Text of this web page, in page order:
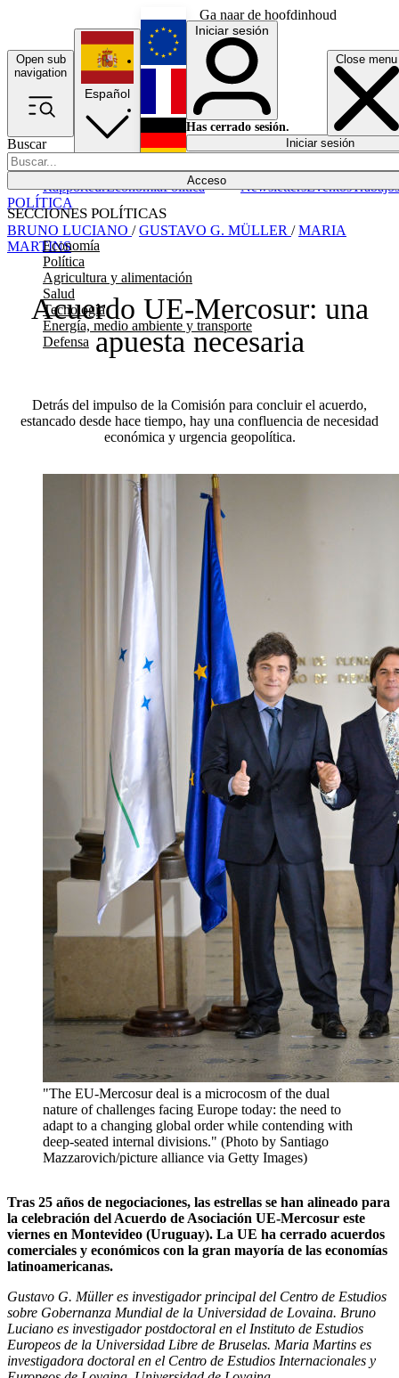
Ga naar de hoofdinhoud
Open sub
navigation
Close menu
Buscar
Acceso
SECCIONES POLÍTICAS
Economía
Política
Agricultura y alimentación
Salud
Tecnología
Energía, medio ambiente y transporte
Defensa
RapporteurEconomíaPolítica NewslettersEventosTrabajos
Español
English
Français
Iniciar sesión
Has cerrado sesión.
Iniciar sesión
Acuerdo UE-Mercosur: una
apuesta necesaria
Detrás del impulso de la Comisión para concluir el acuerdo,
estancado desde hace tiempo, hay una confluencia de necesidad
económica y urgencia geopolítica.
BRUNO LUCIANO /GUSTAVO G. MÜLLER /MARIA
MARTINS
POLÍTICA
"The EU-Mercosur deal is a microcosm of the dual
nature of challenges facing Europe today: the need to
adapt to a changing global order while contending with
deep-seated internal divisions." (Photo by Santiago
Mazzarovich/picture alliance via Getty Images)
Tras 25 años de negociaciones, las estrellas se han alineado para
la celebración del Acuerdo de Asociación UE-Mercosur este
viernes en Montevideo (Uruguay). La UE ha cerrado acuerdos
comerciales y económicos con la gran mayoría de las economías
latinoamericanas.
Gustavo G. Müller es investigador principal del Centro de Estudios
sobre Gobernanza Mundial de la Universidad de Lovaina. Bruno
Luciano es investigador postdoctoral en el Instituto de Estudios
Europeos de la Universidad Libre de Bruselas. Maria Martins es
investigadora doctoral en el Centro de Estudios Internacionales y